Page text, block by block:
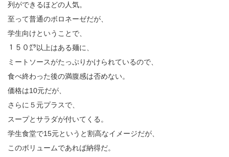
列ができるほどの人気。
至って普通のボロネーゼだが、
学生向けということで、
１５０㌘以上はある麺に、
ミートソースがたっぷりかけられているので、
食べ終わった後の満腹感は否めない。
価格は10元だが、
さらに５元プラスで、
スープとサラダが付いてくる。
学生食堂で15元というと割高なイメージだが、
このボリュームであれば納得だ。